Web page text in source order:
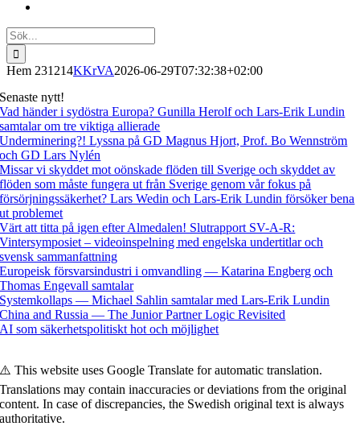
Sök
efter:
Hem 231214KKrVA2026-06-29T07:32:38+02:00
Senaste nytt!
Vad händer i sydöstra Europa? Gunilla Herolf och Lars-Erik Lundin
samtalar om tre viktiga allierade
Underminering?! Lyssna på GD Magnus Hjort, Prof. Bo Wennström
och GD Lars Nylén
Missar vi skyddet mot oönskade flöden till Sverige och skyddet av
flöden som måste fungera ut från Sverige genom vår fokus på
försörjningssäkerhet? Lars Wedin och Lars-Erik Lundin försöker bena
ut problemet
Värt att titta på igen efter Almedalen! Slutrapport SV-A-R:
Vintersymposiet – videoinspelning med engelska undertitlar och
svensk sammanfattning
Europeisk försvarsindustri i omvandling — Katarina Engberg och
Thomas Engevall samtalar
Systemkollaps — Michael Sahlin samtalar med Lars-Erik Lundin
China and Russia — The Junior Partner Logic Revisited
AI som säkerhetspolitiskt hot och möjlighet
⚠️ This website uses Google Translate for automatic translation.
Translations may contain inaccuracies or deviations from the original
content. In case of discrepancies, the Swedish original text is always
authoritative.